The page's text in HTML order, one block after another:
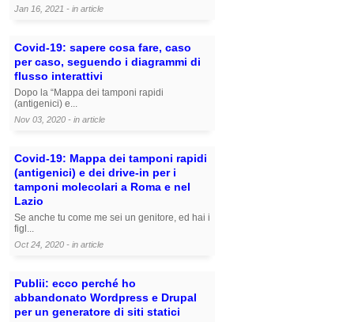
Jan 16, 2021 - in article
Covid-19: sapere cosa fare, caso
per caso, seguendo i diagrammi di
flusso interattivi
Dopo la “Mappa dei tamponi rapidi
(antigenici) e...
Nov 03, 2020 - in article
Covid-19: Mappa dei tamponi rapidi
(antigenici) e dei drive-in per i
tamponi molecolari a Roma e nel
Lazio
Se anche tu come me sei un genitore, ed hai i
figl...
Oct 24, 2020 - in article
Publii: ecco perché ho
abbandonato Wordpress e Drupal
per un generatore di siti statici